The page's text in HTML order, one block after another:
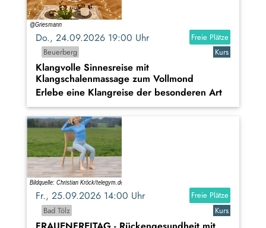
Do., 24.09.2026 19:00 Uhr
Freie Plätze
Beuerberg
Kurs
Klangvolle Sinnesreise mit
Klangschalenmassage zum Vollmond
Erlebe eine Klangreise der besonderen Art
Fr., 25.09.2026 14:00 Uhr
Freie Plätze
Bad Tölz
Kurs